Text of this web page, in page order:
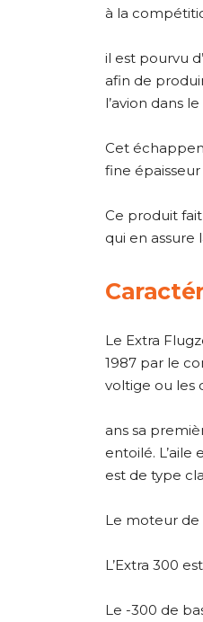
à la
il est pourvu
afin de
l’avion dans
Cet
fine épaisseur
Ce produit
qui en assure
Le Extra
1987 par le
voltige ou les
ans sa
entoilé.
est de type
Le moteur de
L’Extra 300
Le -300 de